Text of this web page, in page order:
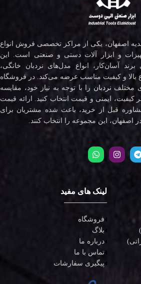
اصفهان، یکی از مراکز تخصصی فروش انواع
و ابزار آلات دستی و صنعتی است. این
آسان‌کار، انواع مدل‌های نردبان خانگی،
بالا و کیفیت مناسب عرضه می‌کند. در فروشگاه
مختلف نردبان را با توجه به نیاز خود، مقایسه
کیفیت، ایمنی و قیمت انتخاب کنید. ارائه قیمت
قبل از خرید، باعث شده مشتریان برای
اصفهان، این مجموعه را انتخاب کنند.
لینک های مفید
فروشگاه
بلاگ
درباره ما
تماس با ما
پیگیری سفارشات